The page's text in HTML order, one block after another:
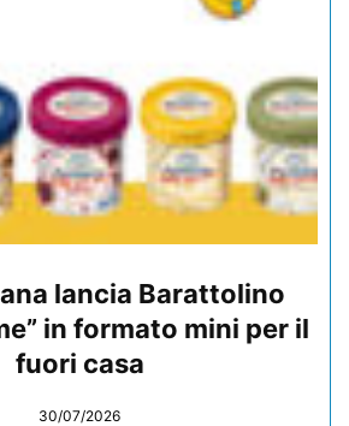
lancia Barattolino
in formato mini per il
fuori casa
30/07/2026